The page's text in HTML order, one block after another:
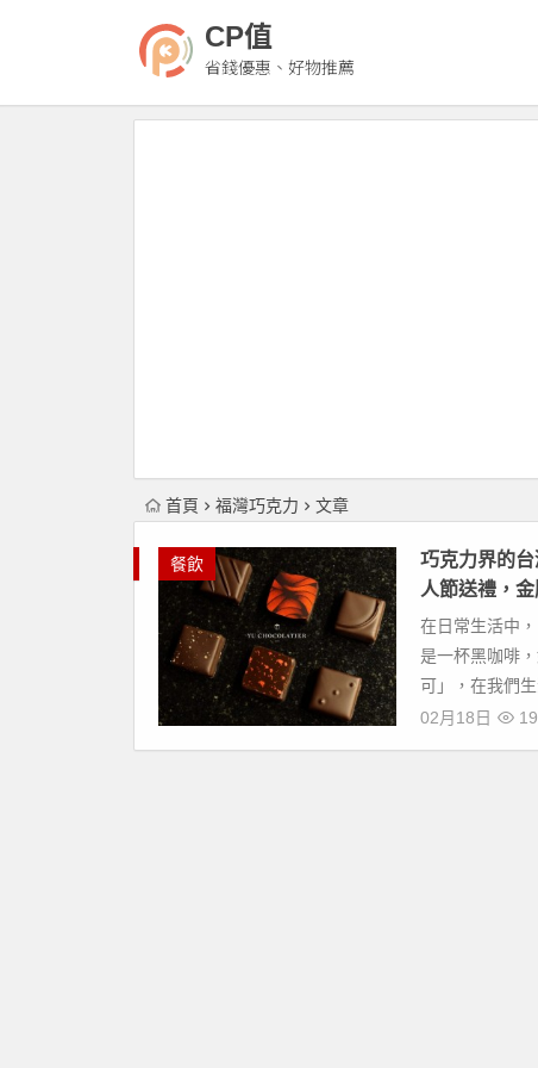
CP值
省錢優惠、好物推薦
首頁 福灣巧克力 文章
餐飲
巧克力界的
人節送禮，
在日常生活中
是一杯黑咖啡
可」，在我們
02月18日